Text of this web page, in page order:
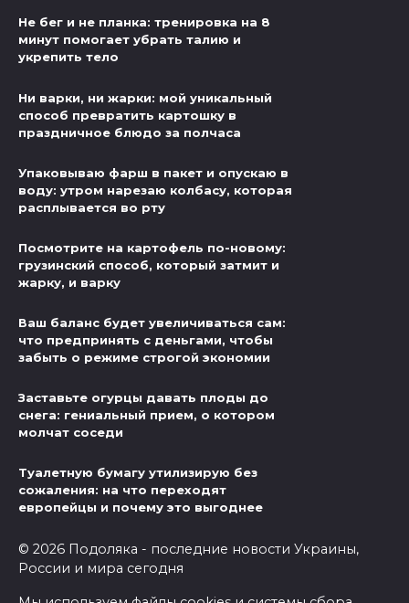
Не бег и не планка: тренировка на 8
минут помогает убрать талию и
укрепить тело
Ни варки, ни жарки: мой уникальный
способ превратить картошку в
праздничное блюдо за полчаса
Упаковываю фарш в пакет и опускаю в
воду: утром нарезаю колбасу, которая
расплывается во рту
Посмотрите на картофель по-новому:
грузинский способ, который затмит и
жарку, и варку
Ваш баланс будет увеличиваться сам:
что предпринять с деньгами, чтобы
забыть о режиме строгой экономии
Заставьте огурцы давать плоды до
снега: гениальный прием, о котором
молчат соседи
Туалетную бумагу утилизирую без
сожаления: на что переходят
европейцы и почему это выгоднее
© 2026 Подоляка - последние новости Украины,
России и мира сегодня